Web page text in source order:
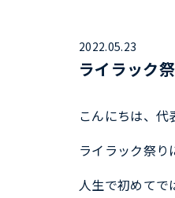
2022.05.23
ライラック
こんにちは、代
ライラック祭り
人生で初めてで